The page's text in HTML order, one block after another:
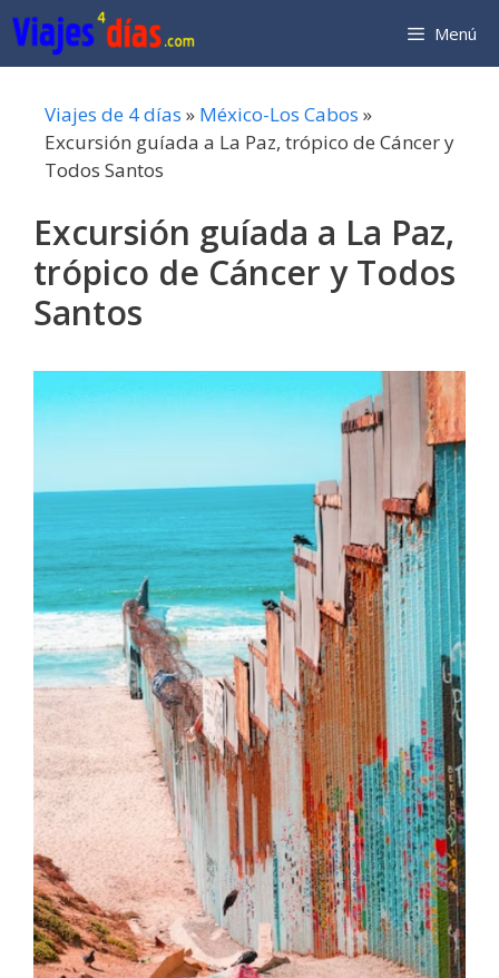
Saltar
al
contenido
Menú
Viajes de 4 días » México-Los Cabos »
Excursión guíada a La Paz, trópico de Cáncer y
Todos Santos
Excursión guíada a La Paz,
trópico de Cáncer y Todos
Santos